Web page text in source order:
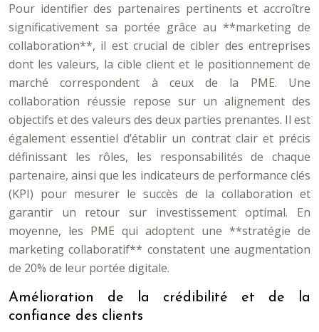
Pour identifier des partenaires pertinents et accroître
significativement sa portée grâce au **marketing de
collaboration**, il est crucial de cibler des entreprises
dont les valeurs, la cible client et le positionnement de
marché correspondent à ceux de la PME. Une
collaboration réussie repose sur un alignement des
objectifs et des valeurs des deux parties prenantes. Il est
également essentiel d’établir un contrat clair et précis
définissant les rôles, les responsabilités de chaque
partenaire, ainsi que les indicateurs de performance clés
(KPI) pour mesurer le succès de la collaboration et
garantir un retour sur investissement optimal. En
moyenne, les PME qui adoptent une **stratégie de
marketing collaboratif** constatent une augmentation
de 20% de leur portée digitale.
Amélioration de la crédibilité et de la
confiance des clients